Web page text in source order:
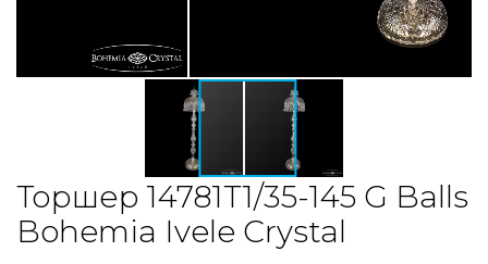
Торшер 14781T1/35-145 G Balls
Bohemia Ivele Crystal